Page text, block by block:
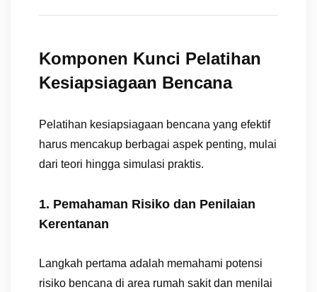
Komponen Kunci Pelatihan
Kesiapsiagaan Bencana
Pelatihan kesiapsiagaan bencana yang efektif
harus mencakup berbagai aspek penting, mulai
dari teori hingga simulasi praktis.
1. Pemahaman Risiko dan Penilaian
Kerentanan
Langkah pertama adalah memahami potensi
risiko bencana di area rumah sakit dan menilai